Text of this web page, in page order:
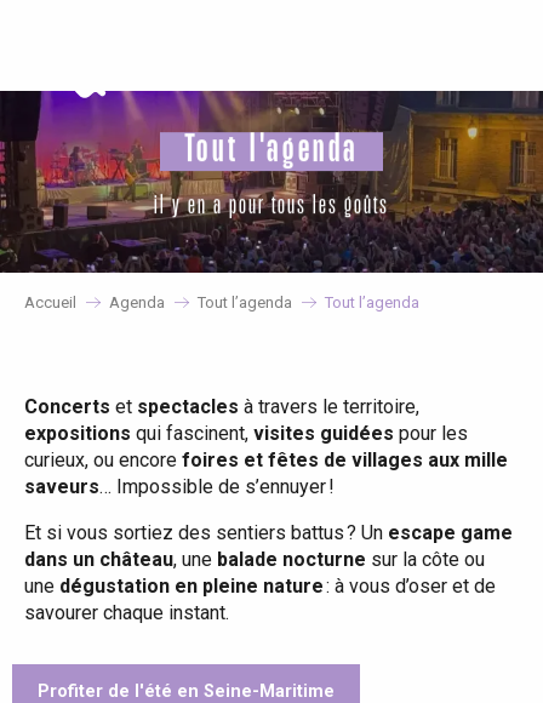
principal
Tout l'agenda
il y en a pour tous les goûts
Accueil Agenda Tout l’agenda Tout l’agenda
Concerts et spectacles à travers le territoire,
expositions qui fascinent, visites guidées pour les
curieux, ou encore foires et fêtes de villages aux mille
saveurs… Impossible de s’ennuyer !
Et si vous sortiez des sentiers battus ? Un escape game
dans un château, une balade nocturne sur la côte ou
une dégustation en pleine nature: à vous d’oser et de
savourer chaque instant.
Profiter de l'été en Seine-Maritime